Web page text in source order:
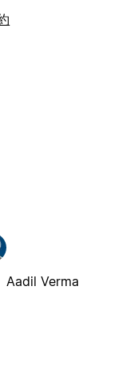
Aadil Verma